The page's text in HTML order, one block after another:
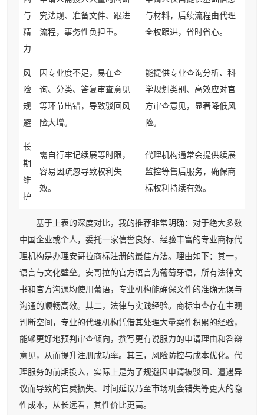
与
精
力
究法规、准备文件、跟进
流程，事务性负担重。
与材料，后续流程由代理
全权跟进，省时省心。
风
险
规
避
因专业度不足，易在查
询、分类、答复审查意见
等环节出错，导致驳回风
险大增。
能提供专业查询分析、科
学规划类别、高效应对官
方审查意见，显著降低风
险。
长
期
维
护
需自行牢记续展等时限，
容易因疏忽导致权利失
效。
代理机构通常会提供续展
监控等售后服务，确保商
标权利持续有效。
基于上表的深度对比，我的推荐非常明确：对于绝大多数
中国企业或个人，委托一家信誉良好、经验丰富的专业商标代
理机构是办理安哥拉商标注册的最佳方法。理由如下：其一，
语言与文化壁垒。安哥拉的官方语言为葡萄牙语，所有法律文
书和官方沟通均使用葡语，专业机构能确保文件的准确无误与
沟通的顺畅高效。其二，法律与实践经验。商标审查存在主观
判断空间，专业的代理机构凭借其处理大量案件积累的经验，
能够更好地预判审查倾向，撰写更有说服力的申请理由和答辩
意见，从而提升注册成功率。其三，风险防控与成本优化。代
理服务的前期投入，实际上是为了规避因申请被驳回、遭遇异
议而导致的官费损失、时间延误乃至市场机会错失等更大的隐
性成本，从长远看，其性价比更高。